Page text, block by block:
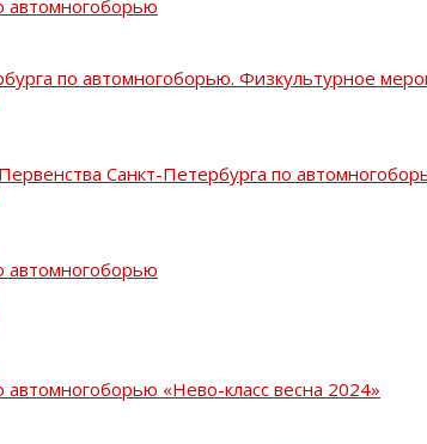
автомногоборью
по автомногоборью. Физкультурное
Санкт-Петербурга по
автомногоборью
«Нево-класс весна 2024»